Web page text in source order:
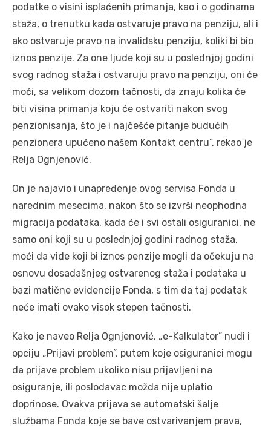
podatke o visini isplaćenih primanja, kao i o godinama
staža, o trenutku kada ostvaruje pravo na penziju, ali i
ako ostvaruje pravo na invalidsku penziju, koliki bi bio
iznos penzije. Za one ljude koji su u poslednjoj godini
svog radnog staža i ostvaruju pravo na penziju, oni će
moći, sa velikom dozom tačnosti, da znaju kolika će
biti visina primanja koju će ostvariti nakon svog
penzionisanja, što je i najčešće pitanje budućih
penzionera upućeno našem Kontakt centru”, rekao je
Relja Ognjenović.
On je najavio i unapređenje ovog servisa Fonda u
narednim mesecima, nakon što se izvrši neophodna
migracija podataka, kada će i svi ostali osiguranici, ne
samo oni koji su u poslednjoj godini radnog staža,
moći da vide koji bi iznos penzije mogli da očekuju na
osnovu dosadašnjeg ostvarenog staža i podataka u
bazi matične evidencije Fonda, s tim da taj podatak
neće imati ovako visok stepen tačnosti.
Kako je naveo Relja Ognjenović, „e-Kalkulator” nudi i
opciju „Prijavi problem”, putem koje osiguranici mogu
da prijave problem ukoliko nisu prijavljeni na
osiguranje, ili poslodavac možda nije uplatio
doprinose. Ovakva prijava se automatski šalje
službama Fonda koje se bave ostvarivanjem prava,